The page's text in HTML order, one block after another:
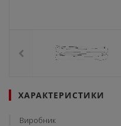
ХАРАКТЕРИСТИКИ
Виробник